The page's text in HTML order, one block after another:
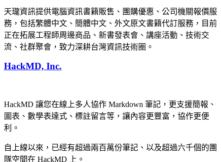
天瓏資訊提供電腦資訊書籍販售、團購優惠、公司機關報價服
務，包括繁體中文、簡體中文、外文原文書籍代訂服務，目前
正在拓展工程師周邊商品、新書發表會、講座活動、技術交
流、社群聚會，致力深耕台灣資訊技術圈。
HackMD, Inc.
HackMD 讓您在線上多人協作 Markdown 筆記，更支援簡報、
圖表、數學表達式、標註留言等，讓內容更豐富，協作更便
利。
自上線以來，已經有超過兩百萬份筆記、以及超過六千個的團
隊空間在 HackMD 上。